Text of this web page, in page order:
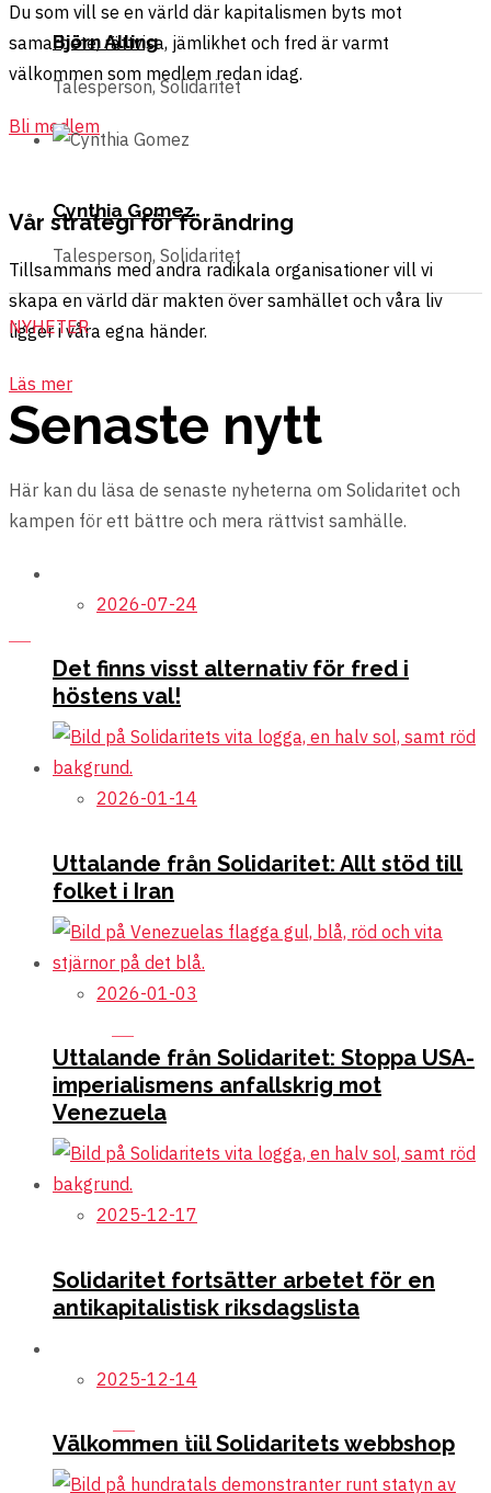
Du som vill se en värld där kapitalismen byts mot
samarbete, rättvisa, jämlikhet och fred är varmt
välkommen som medlem redan idag.
Bli medlem
Vår strategi för förändring
Tillsammans med andra radikala organisationer vill vi
skapa en värld där makten över samhället och våra liv
ligger i våra egna händer.
Läs mer
Stoppa Israels folkmord i Palestina
Här läser du våra positioner om Israel och Palestina.
För vapenvila och fred i Ukraina
Här kan du läsa våra positioner om kriget mellan Ryssland
För fred och nedrustning – dags att lämna NATO och DCA
upprustning.
Läs mer
Björn Alling
Talesperson, Solidaritet
Cynthia Gomez
Talesperson, Solidaritet
NYHETER
Senaste nytt
Här kan du läsa de senaste nyheterna om Solidaritet och
kampen för ett bättre och mera rättvist samhälle.
2026-07-24
Det finns visst alternativ för fred i
höstens val!
2026-01-14
Uttalande från Solidaritet: Allt stöd till
folket i Iran
2026-01-03
Uttalande från Solidaritet: Stoppa USA-
imperialismens anfallskrig mot
Venezuela
2025-12-17
Solidaritet fortsätter arbetet för en
antikapitalistisk riksdagslista
2025-12-14
Välkommen till Solidaritets webbshop